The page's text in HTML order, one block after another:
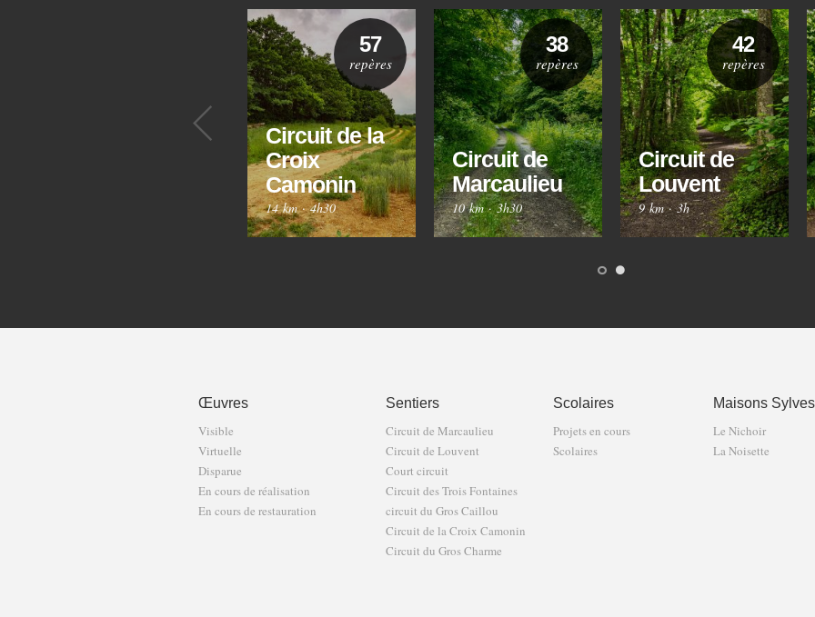
Précédent
Circuit de la
Croix
Camonin
14 km·4h30
57
repères
Circuit de
Marcaulieu
10 km·3h30
38
repères
Circuit de
Louvent
9 km·3h
42
repères
Œuvres
Visible
Virtuelle
Disparue
En cours de réalisation
En cours de restauration
Sentiers
Circuit de Marcaulieu
Circuit de Louvent
Court circuit
Circuit des Trois Fontaines
circuit du Gros Caillou
Circuit de la Croix Camonin
Circuit du Gros Charme
Scolaires
Projets en cours
Scolaires
Maisons
Le Nichoir
La Noisette